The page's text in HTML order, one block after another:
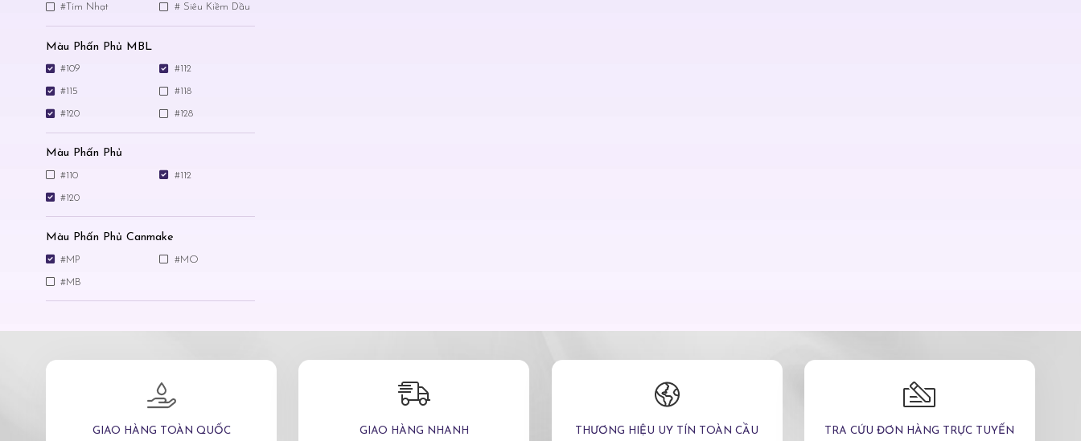
#Tím Nhạt # Siêu Kiềm Dầu
Màu Phấn Phủ MBL
#109 #112
#115 #118
#120 #128
Màu Phấn Phủ
#110 #112
#120
Màu Phấn Phủ Canmake
#MP #MO
#MB
GIAO HÀNG TOÀN QUỐC
GIAO HÀNG NHANH
THƯƠNG HIỆU UY TÍN TOÀN CẦU
TRA CỨU ĐƠN HÀNG TRỰC TUYẾN